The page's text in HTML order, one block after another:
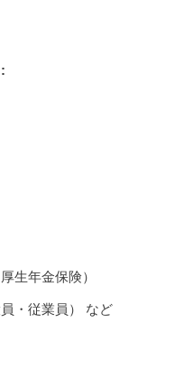
生年金保険）
・従業員） など